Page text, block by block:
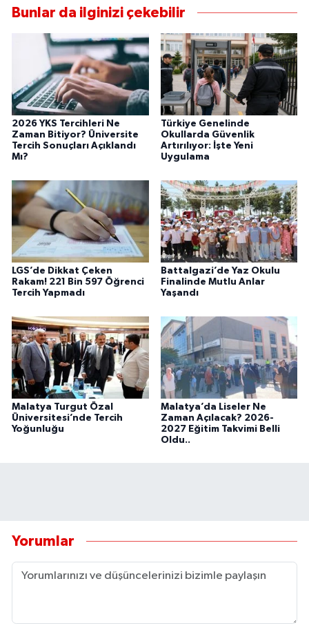
Bunlar da ilginizi çekebilir
2026 YKS Tercihleri Ne
Zaman Bitiyor? Üniversite
Tercih Sonuçları Açıklandı
Mı?
Türkiye Genelinde
Okullarda Güvenlik
Artırılıyor: İşte Yeni
Uygulama
LGS’de Dikkat Çeken
Rakam! 221 Bin 597 Öğrenci
Tercih Yapmadı
Battalgazi’de Yaz Okulu
Finalinde Mutlu Anlar
Yaşandı
Malatya Turgut Özal
Üniversitesi’nde Tercih
Yoğunluğu
Malatya’da Liseler Ne
Zaman Açılacak? 2026-
2027 Eğitim Takvimi Belli
Oldu..
Yorumlar